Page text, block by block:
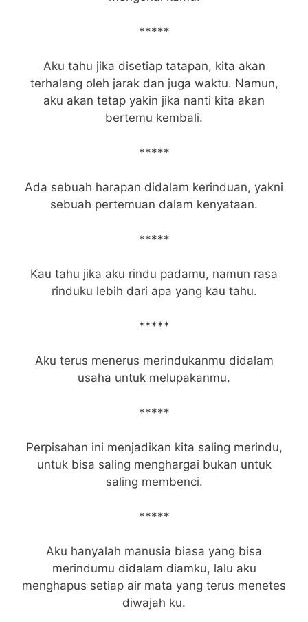
*****
Aku tahu jika disetiap tatapan, kita akan
terhalang oleh jarak dan juga waktu. Namun,
aku akan tetap yakin jika nanti kita akan
bertemu kembali.
*****
Ada sebuah harapan didalam kerinduan, yakni
sebuah pertemuan dalam kenyataan.
*****
Kau tahu jika aku rindu padamu, namun rasa
rinduku lebih dari apa yang kau tahu.
*****
Aku terus menerus merindukanmu didalam
usaha untuk melupakanmu.
*****
Perpisahan ini menjadikan kita saling merindu,
untuk bisa saling menghargai bukan untuk
saling membenci.
*****
Aku hanyalah manusia biasa yang bisa
merindumu didalam diamku, lalu aku
menghapus setiap air mata yang terus menetes
diwajah ku.